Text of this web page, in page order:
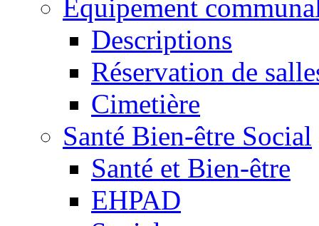
Equipement
Descriptions
Réservation de
Cimetière
Santé Bien-être Social
Santé et Bien-être
EHPAD